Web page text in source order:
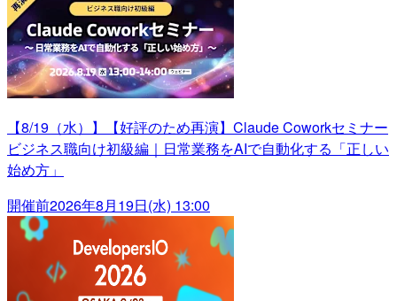
【8/19（水）】【好評のため再演】Claude Coworkセミナー
ビジネス職向け初級編｜日常業務をAIで自動化する「正しい
始め方」
開催前2026年8月19日(水) 13:00